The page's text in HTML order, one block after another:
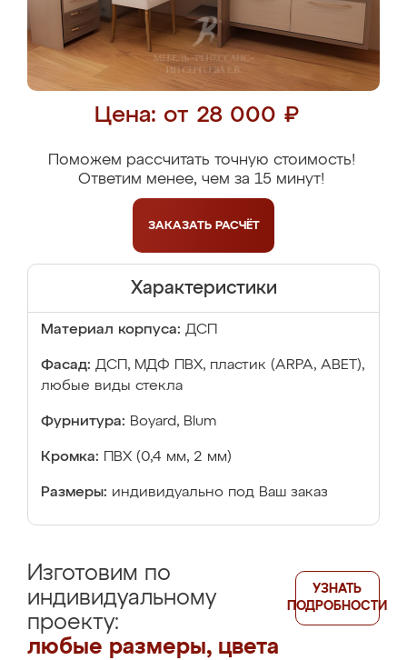
Цена: от 28 000 ₽
Поможем рассчитать точную стоимость!
Ответим менее, чем за 15 минут!
ЗАКАЗАТЬ РАСЧЁТ
Характеристики
Материал корпуса: ДСП
Фасад: ДСП, МДФ ПВХ, пластик (ARPA, ABET),
любые виды стекла
Фурнитура: Boyard, Blum
Кромка: ПВХ (0,4 мм, 2 мм)
Размеры: индивидуально под Ваш заказ
Изготовим по
индивидуальному
проекту:
любые размеры, цвета
УЗНАТЬ
ПОДРОБНОСТИ